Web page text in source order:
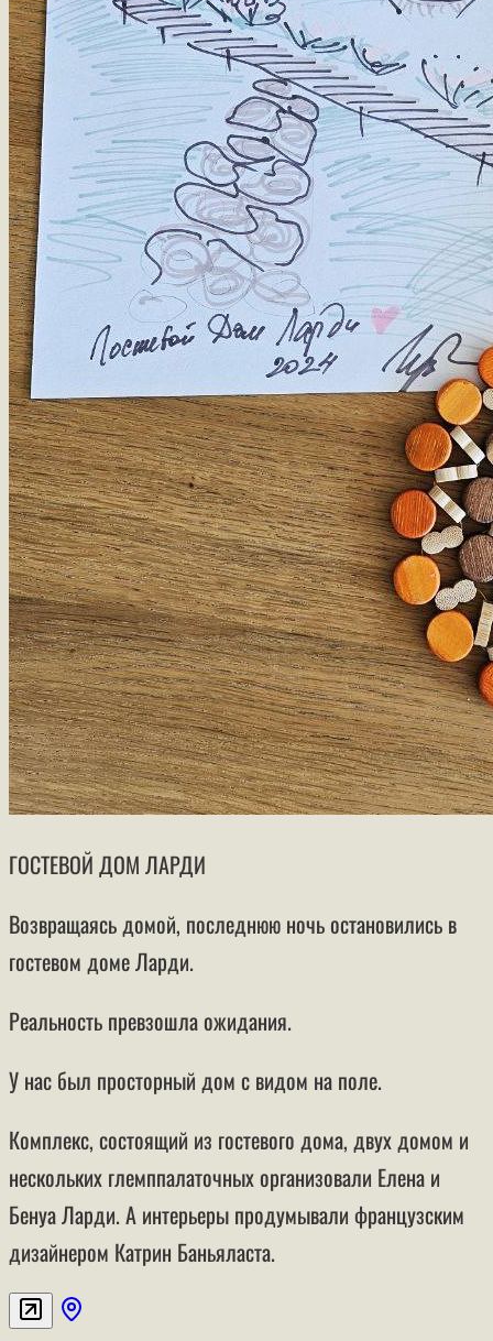
ГОСТЕВОЙ ДОМ ЛАРДИ
Возвращаясь домой, последнюю ночь остановились в
гостевом доме Ларди.
Реальность превзошла ожидания.
У нас был просторный дом с видом на поле.
Комплекс, состоящий из гостевого дома, двух домом и
нескольких глемппалаточных организовали Елена и
Бенуа Ларди. А интерьеры продумывали французским
дизайнером Катрин Баньяласта.